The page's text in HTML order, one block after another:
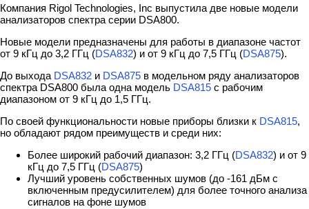
Компания Rigol Technologies, Inc выпустила две новые модели
анализаторов спектра серии DSA800.
Новые модели предназначены для работы в диапазоне частот
от 9 кГц до 3,2 ГГц (DSA832) и от 9 кГц до 7,5 ГГц (DSA875).
До выхода DSA832 и DSA875 в модельном ряду анализаторов
спектра DSA800 была одна модель DSA815 с рабочим
диапазоном от 9 кГц до 1,5 ГГц.
По своей функциональности новые приборы близки к DSA815,
но обладают рядом преимуществ и среди них:
Более широкий рабочий диапазон: 3,2 ГГц (DSA832) и от 9
кГц до 7,5 ГГц (DSA875)
Лучший уровень собственных шумов (до -161 дБм с
включенным предусилителем) для более точного анализа
сигналов на фоне шумов